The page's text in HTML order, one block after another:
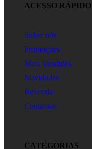
ACESSO RÁPIDO
Sobre nós
Promoções
Mais Vendidos
Novidades
Revenda
Contactos
CATEGORIAS